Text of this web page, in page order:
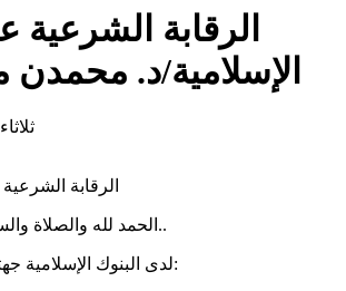
الرقابة الشرعية
الإسلامية/د. محمدن
ثلاثاء, 2025/06/10 -
الرقابة
الحمد لله والصلاة والسلام على رسول الله..
لدى البنوك الإسلامية جهتان للرقابة الشرعية: